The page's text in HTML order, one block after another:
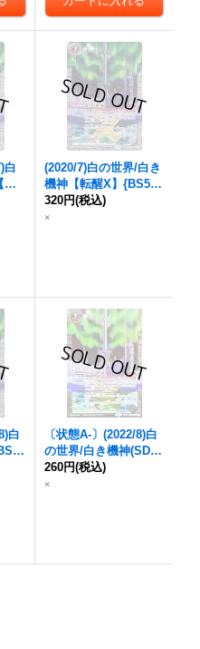
白
【転
B
(2020/7)白の世界/白き
機神 【転醒X】{BS52-
TX02a/BS52-TX02b}
《白》
320円(税込)
×
白
〔状態A-〕(2022/8)白
の世界/白き機神(SD63
収録)【転醒X】{BS52
-TX02a/BS52-TX02b}
260円(税込)
×